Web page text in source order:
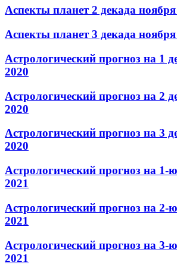
Аспекты планет 2 декада
Аспекты планет 3 декада
Астрологический прогноз на 1
2020
Астрологический прогноз на 2
2020
Астрологический прогноз на 3
2020
Астрологический прогноз на 1-
2021
Астрологический прогноз на 2-
2021
Астрологический прогноз на 3-
2021